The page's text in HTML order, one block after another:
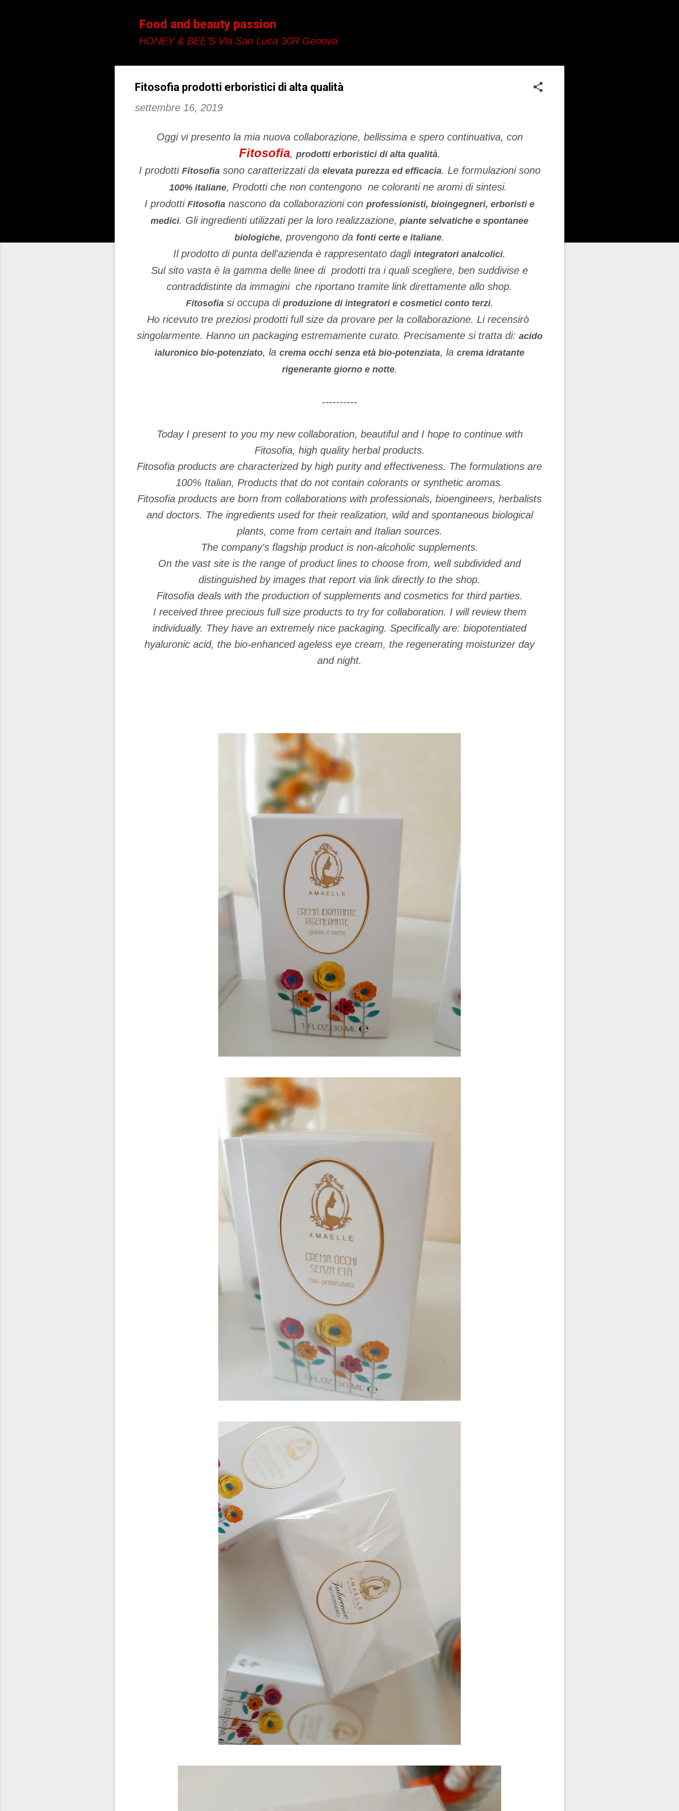
Food and beauty passion
HONEY & BEE'S Via San Luca 30R Genova
Fitosofia prodotti erboristici di alta qualità
settembre 16, 2019
Oggi vi presento la mia nuova collaborazione, bellissima e spero continuativa, con
Fitosofia, prodotti erboristici di alta qualità.
I prodotti Fitosofiasono caratterizzati da elevata purezza ed efficacia. Le formulazioni sono
100% italiane, Prodotti che non contengono ne coloranti ne aromi di sintesi.
I prodotti Fitosofia nascono da collaborazioni con professionisti, bioingegneri, erboristi e
medici. Gli ingredienti utilizzati per la loro realizzazione, piante selvatiche e spontanee
biologiche, provengono da fonti certe e italiane.
Il prodotto di punta dell'azienda è rappresentato dagli integratori analcolici.
Sul sito vasta è la gamma delle linee di prodotti tra i quali scegliere, ben suddivise e
contraddistinte da immagini che riportano tramite link direttamente allo shop.
Fitosofiasi occupa di produzione di integratori e cosmetici conto terzi.
Ho ricevuto tre preziosi prodotti full size da provare per la collaborazione. Li recensirò
singolarmente. Hanno un packaging estremamente curato. Precisamente si tratta di: acido
ialuronico bio-potenziato, la crema occhi senza età bio-potenziata, la crema idratante
rigenerante giorno e notte.
----------
Today I present to you my new collaboration, beautiful and I hope to continue with
Fitosofia, high quality herbal products.
Fitosofia products are characterized by high purity and effectiveness. The formulations are
100% Italian, Products that do not contain colorants or synthetic aromas.
Fitosofia products are born from collaborations with professionals, bioengineers, herbalists
and doctors. The ingredients used for their realization, wild and spontaneous biological
plants, come from certain and Italian sources.
The company's flagship product is non-alcoholic supplements.
On the vast site is the range of product lines to choose from, well subdivided and
distinguished by images that report via link directly to the shop.
Fitosofia deals with the production of supplements and cosmetics for third parties.
I received three precious full size products to try for collaboration. I will review them
individually. They have an extremely nice packaging. Specifically are: biopotentiated
hyaluronic acid, the bio-enhanced ageless eye cream, the regenerating moisturizer day
and night.